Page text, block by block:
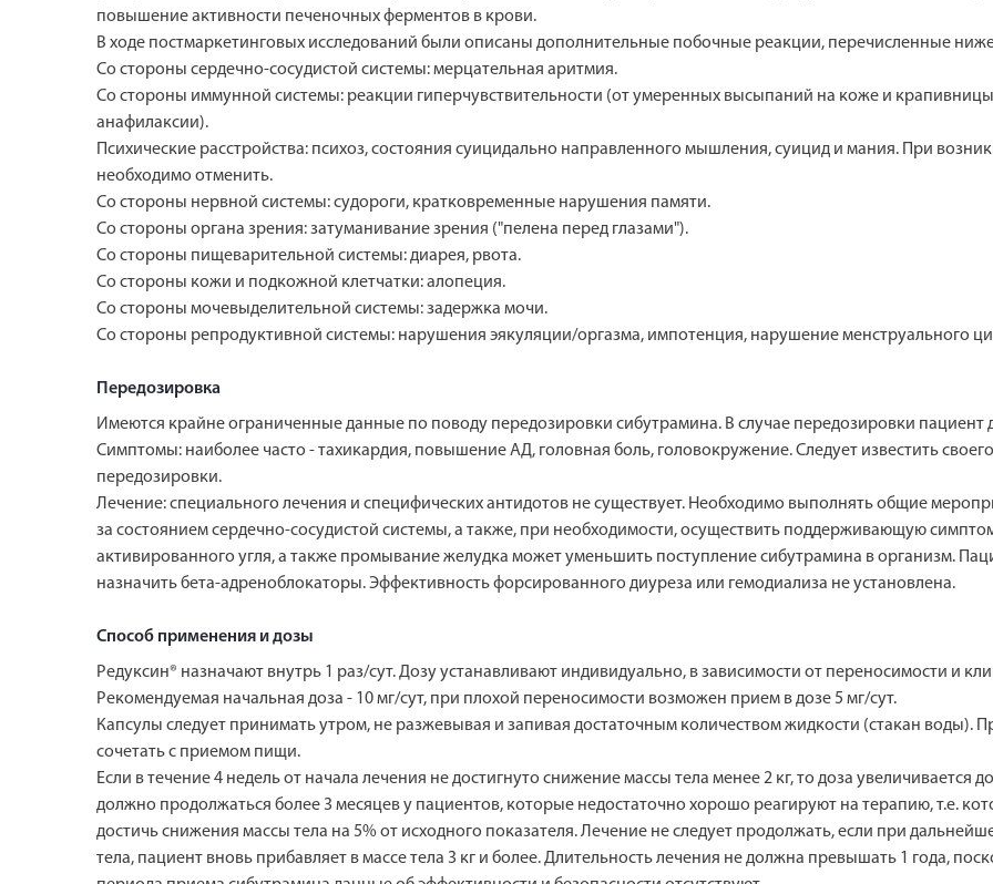
повышение активности печеночных ферментов в крови.
В ходе постмаркетинговых исследований были описаны дополнительные побочные реакции, перечисленные
Со стороны сердечно-сосудистой системы: мерцательная аритмия.
Со стороны иммунной системы: реакции гиперчувствительности (от умеренных высыпаний на коже и
анафилаксии).
Психические расстройства: психоз, состояния суицидально направленного мышления, суицид и мания. При
необходимо отменить.
Со стороны нервной системы: судороги, кратковременные нарушения памяти.
Со стороны органа зрения: затуманивание зрения ("пелена перед глазами").
Со стороны пищеварительной системы: диарея, рвота.
Со стороны кожи и подкожной клетчатки: алопеция.
Со стороны мочевыделительной системы: задержка мочи.
Со стороны репродуктивной системы: нарушения эякуляции/оргазма, импотенция, нарушение менструального
Передозировка
Имеются крайне ограниченные данные по поводу передозировки сибутрамина. В случае передозировки пациент
Симптомы: наиболее часто - тахикардия, повышение АД, головная боль, головокружение. Следует известить
передозировки.
Лечение: специального лечения и специфических антидотов не существует. Необходимо выполнять общие
за состоянием сердечно-сосудистой системы, а также, при необходимости, осуществить поддерживающую
активированного угля, а также промывание желудка может уменьшить поступление сибутрамина в организм.
назначить бета-адреноблокаторы. Эффективность форсированного диуреза или гемодиализа не установлена.
Способ применения и дозы
Редуксин® назначают внутрь 1 раз/сут. Дозу устанавливают индивидуально, в зависимости от переносимости и
Рекомендуемая начальная доза - 10 мг/сут, при плохой переносимости возможен прием в дозе 5 мг/сут.
Капсулы следует принимать утром, не разжевывая и запивая достаточным количеством жидкости (стакан воды).
сочетать с приемом пищи.
Если в течение 4 недель от начала лечения не достигнуто снижение массы тела менее 2 кг, то доза увеличивается
должно продолжаться более 3 месяцев у пациентов, которые недостаточно хорошо реагируют на терапию, т.е.
достичь снижения массы тела на 5% от исходного показателя. Лечение не следует продолжать, если при
тела, пациент вновь прибавляет в массе тела 3 кг и более. Длительность лечения не должна превышать 1 года,